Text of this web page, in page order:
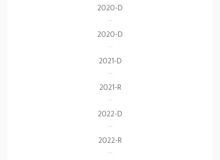
2020-D
2020-D
2021-D
2021-R
2022-D
2022-R